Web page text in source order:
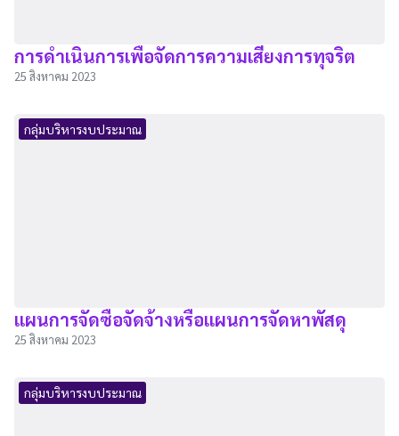
การดำเนินการเพื่อจัดการความเสี่ยงการทุจริต
25 สิงหาคม 2023
กลุ่มบริหารงบประมาณ
แผนการจัดซื้อจัดจ้างหรือแผนการจัดหาพัสดุ
25 สิงหาคม 2023
กลุ่มบริหารงบประมาณ